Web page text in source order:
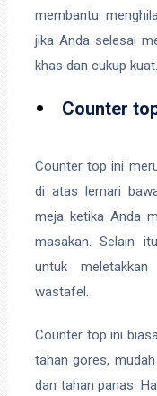
membantu
jika Anda selesai
khas dan cukup kuat.
Counter
Counter top ini
di atas lemari
meja ketika Anda
masakan. Selain
untuk
wastafel.
Counter top ini
tahan gores,
dan tahan panas.